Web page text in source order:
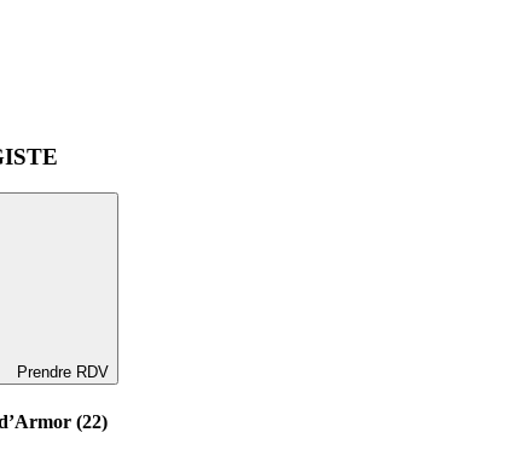
Prendre RDV
(22)